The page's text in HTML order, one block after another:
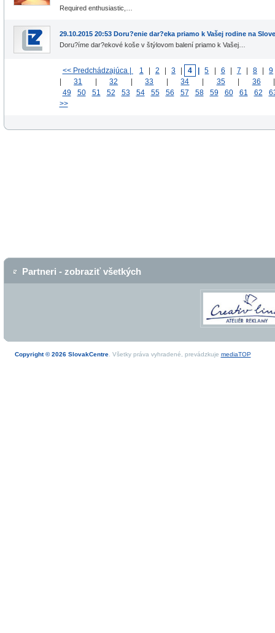
Required enthusiastic,…
29.10.2015 20:53 Doru?enie dar?eka priamo k Vašej rodine na
Doru?íme dar?ekové koše v štýlovom balení priamo k Vašej…
<< Predchádzajúca | 1 2 3 4 5 6 7 8
9
31 32 33 34 35 36
49
50 51 52 53 54 55 56 57 58 59 60 61 62
>>
Partneri - zobraziť všetkých
Copyright © 2026 SlovakCentre. Všetky práva vyhradené, prevádzkuje mediaTOP